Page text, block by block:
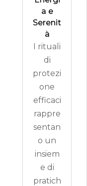
a e
Serenit
à
I rituali
di
protezi
one
efficaci
rappre
sentan
o un
insiem
e di
pratich